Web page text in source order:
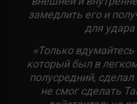
замедлить его и
для удара
«Только
который был в
полусредний,
не смог сделать